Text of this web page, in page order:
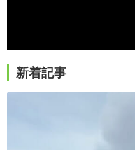
新着記事